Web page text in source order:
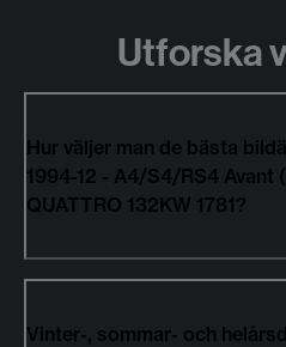
Utforska
Hur väljer man de bästa
1994-12 - A4/S4/RS4 Avant
QUATTRO 132KW 1781?
Vinter-, sommar- och